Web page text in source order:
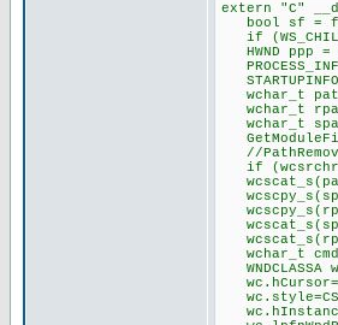
extern "C"
bool sf =
if (WS_CHILD
HWND ppp =
wchar_t
wchar_t
wchar_t
//
if
wchar_t
WNDCLASSA